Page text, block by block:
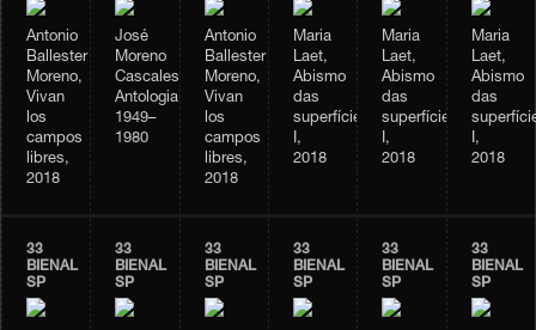
Antonio
Ballester
Moreno,
Vivan
los
campos
libres,
2018
José
Moreno
Cascales,
Antologia,
1949–
1980
Antonio
Ballester
Moreno,
Vivan
los
campos
libres,
2018
Maria
Laet,
Abismo
das
superfícies
I,
2018
Maria
Laet,
Abismo
das
superfícies
I,
2018
Maria
Laet,
Abismo
das
I,
2018
33
BIENAL
SP
33
BIENAL
SP
33
BIENAL
SP
33
BIENAL
SP
33
BIENAL
SP
33
BIENAL
SP